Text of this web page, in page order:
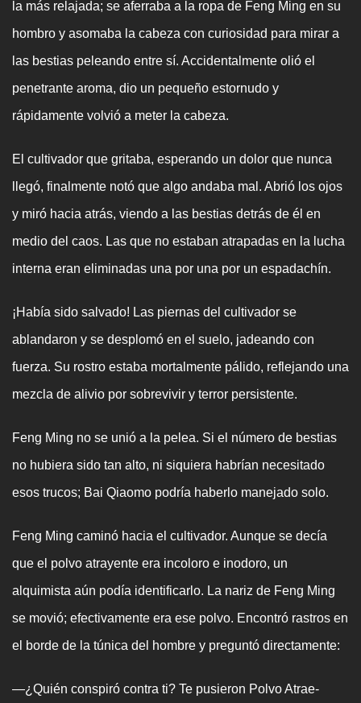
la más relajada; se aferraba a la ropa de Feng Ming en su
hombro y asomaba la cabeza con curiosidad para mirar a
las bestias peleando entre sí. Accidentalmente olió el
penetrante aroma, dio un pequeño estornudo y
rápidamente volvió a meter la cabeza.
El cultivador que gritaba, esperando un dolor que nunca
llegó, finalmente notó que algo andaba mal. Abrió los ojos
y miró hacia atrás, viendo a las bestias detrás de él en
medio del caos. Las que no estaban atrapadas en la lucha
interna eran eliminadas una por una por un espadachín.
¡Había sido salvado! Las piernas del cultivador se
ablandaron y se desplomó en el suelo, jadeando con
fuerza. Su rostro estaba mortalmente pálido, reflejando una
mezcla de alivio por sobrevivir y terror persistente.
Feng Ming no se unió a la pelea. Si el número de bestias
no hubiera sido tan alto, ni siquiera habrían necesitado
esos trucos; Bai Qiaomo podría haberlo manejado solo.
Feng Ming caminó hacia el cultivador. Aunque se decía
que el polvo atrayente era incoloro e inodoro, un
alquimista aún podía identificarlo. La nariz de Feng Ming
se movió; efectivamente era ese polvo. Encontró rastros en
el borde de la túnica del hombre y preguntó directamente:
—¿Quién conspiró contra ti? Te pusieron Polvo Atrae-